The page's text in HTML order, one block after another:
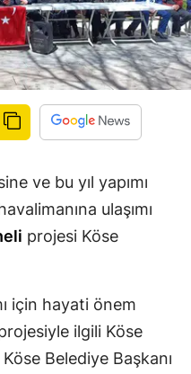
Eskişehir
Gaziantep
Gümüşhane
Hatay
Isparta
İstanbul
İzmir
ve bu yıl yapımı
ulaşımı
projesi Köse
için hayati önem
ilgili Köse
Belediye Başkanı